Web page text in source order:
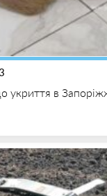
укриття в